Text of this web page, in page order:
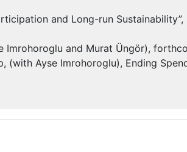
and Long-run
Imrohoroglu and Murat Üngör),
(with Ayse Imrohoroglu), Ending